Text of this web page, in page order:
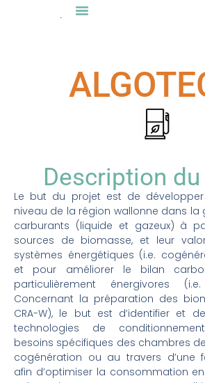
Description
Le but du projet est de
niveau de la région wallonne dans
carburants (liquide et gazeux) à
sources de biomasse, et leur
systèmes énergétiques (i.e.
et pour améliorer le bilan
particulièrement énergivores
Concernant la préparation des
CRA-W), le but est d’identifier et
technologies de
besoins spécifiques des chambres
cogénération ou au travers d’une
afin d’optimiser la consommation